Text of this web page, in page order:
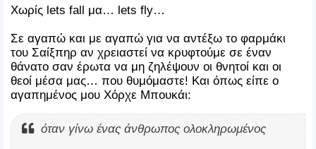
Χωρίς lets fall μα… lets fly…
Σε αγαπώ και με αγαπώ για να αντέξω το φαρμάκι
του Σαίξπηρ αν χρειαστεί να κρυφτούμε σε έναν
θάνατο σαν έρωτα να μη ζηλέψουν οι θνητοί και οι
θεοί μέσα μας… που θυμόμαστε! Και όπως είπε ο
αγαπημένος μου Χόρχε Μπουκάι:
όταν γίνω ένας άνθρωπος ολοκληρωμένος